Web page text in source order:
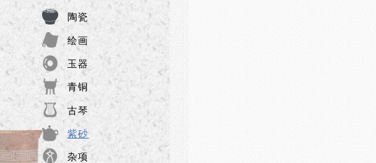
陶瓷
绘画
玉器
青铜
古琴
紫砂
杂项